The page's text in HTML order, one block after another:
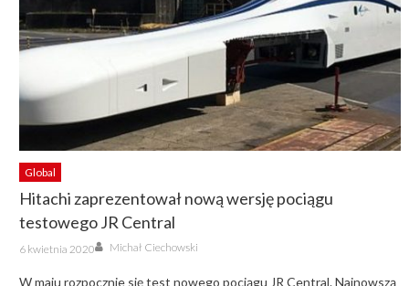
Global
Hitachi zaprezentował nową wersję pociągu
testowego JR Central
Posted
on
6 kwietnia 2020 Author
Michał Ciechowski
W maju rozpocznie się test nowego pociągu JR Central. Najnowszą